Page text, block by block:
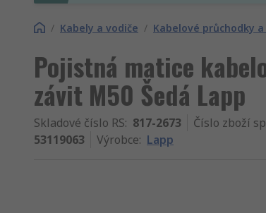
/ Kabely a vodiče / Kabelové průchodky
Pojistná matice
závit M50 Šedá Lapp
Skladové číslo RS: 817-2673 Číslo zboží
53119063
Výrobce: Lapp